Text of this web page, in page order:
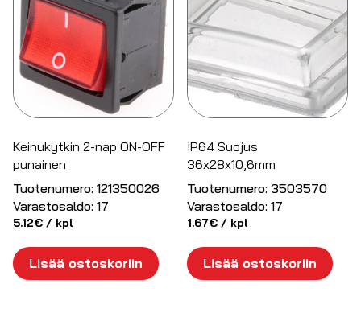
Keinukytkin 2-nap ON-OFF
punainen
Tuotenumero: 121350026
Varastosaldo: 17
5.12€ / kpl
Lisää ostoskoriin
IP64 Suojus
36x28x10,6mm
Tuotenumero: 3503570
Varastosaldo: 17
1.67€ / kpl
Lisää ostoskoriin